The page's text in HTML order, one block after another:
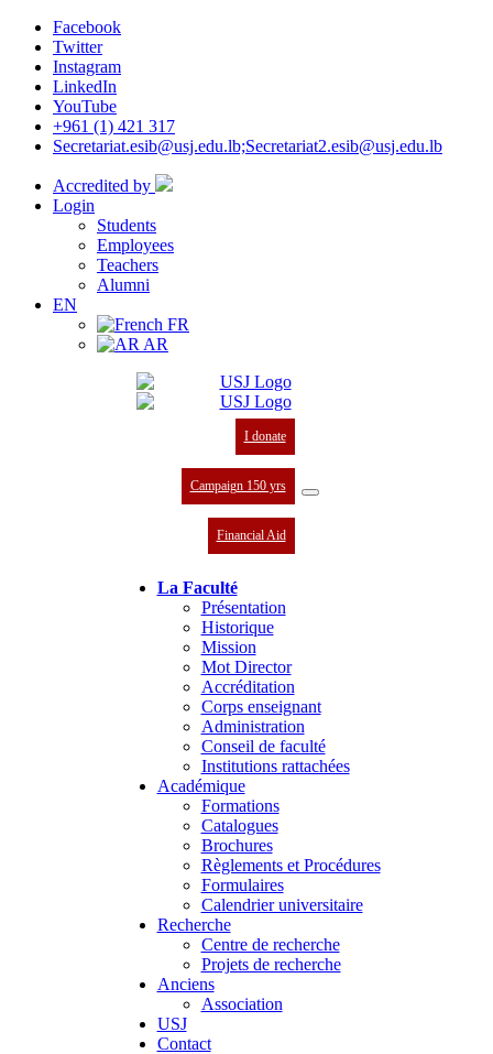
Facebook
Twitter
Instagram
LinkedIn
YouTube
+961 (1) 421 317
Secretariat.esib@usj.edu.lb;Secretariat2.esib@usj.edu.lb
Accredited by
Login
Students
Employees
Teachers
Alumni
EN
FR
AR
I donate
Campaign 150 yrs
Financial Aid
La Faculté
Présentation
Historique
Mission
Mot Director
Accréditation
Corps enseignant
Administration
Conseil de faculté
Institutions rattachées
Académique
Formations
Catalogues
Brochures
Règlements et Procédures
Formulaires
Calendrier universitaire
Recherche
Centre de recherche
Projets de recherche
Anciens
Association
USJ
Contact